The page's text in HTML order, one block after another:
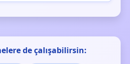
de çalışabilirsin: